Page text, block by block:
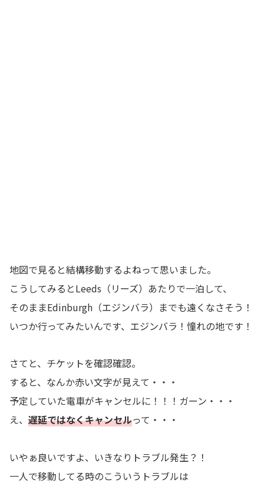
地図で見ると結構移動するよねって思いました。
こうしてみるとLeeds（リーズ）あたりで一泊して、
そのままEdinburgh（エジンバラ）までも遠くなさそう！
いつか行ってみたいんです、エジンバラ！憧れの地です！
さてと、チケットを確認確認。
すると、なんか赤い文字が見えて・・・
予定していた電車がキャンセルに！！！ガーン・・・
え、 遅延ではなくキャンセルって・・・
いやぁ良いですよ、いきなりトラブル発生？！
一人で移動してる時のこういうトラブルは